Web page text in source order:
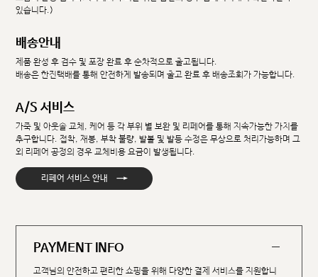
있습니다.)
배송안내
제품 완성 후 검수 및 포장 완료 후 순차적으로 출고됩니다.
배송은 한진택배를 통해 안전하게 발송되며 출고 완료 후 배송조회가 가능합니다.
A/S 서비스
가죽 및 아웃솔 교체, 케어 등 각 부위 별 보완 및 리페어를 통해 지속가능한 가치를
추구합니다. 접착, 재봉, 부착 불량, 발볼 및 발등 수정은 무상으로 처리가능하며 그
외 리페어 공정의 경우 교체비용 요금이 발생됩니다.
리페어 서비스 안내 →
PAYMENT INFO
고객님의 안전하고 편리한 쇼핑을 위해 다양한 결제 서비스를 지원합니